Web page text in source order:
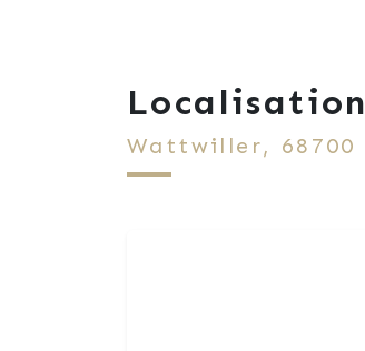
Localisation
Wattwiller, 68700